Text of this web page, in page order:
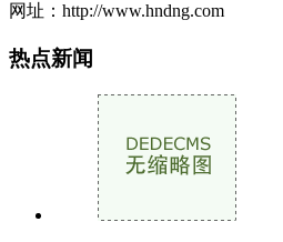
网址：http://www.hndng.com
热点新闻